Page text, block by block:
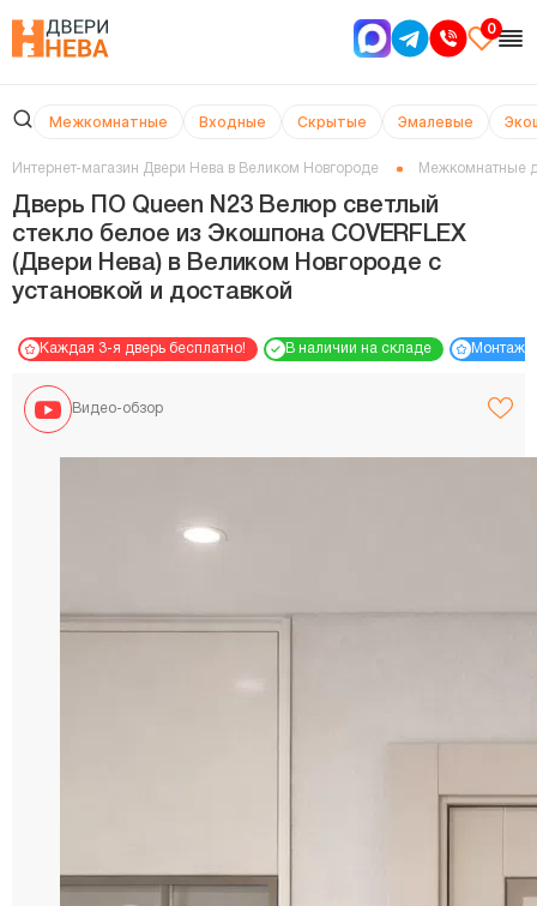
0
Межкомнатные Входные Скрытые Эмалевые
Интернет-магазин Двери Нева в Великом Новгороде Межкомнатные
Дверь ПО Queen N23 Велюр светлый
стекло белое из Экошпона COVERFLEX
(Двери Нева) в Великом Новгороде с
установкой и доставкой
Каждая 3-я дверь бесплатно! В наличии на складе Монтаж
Видео-обзор